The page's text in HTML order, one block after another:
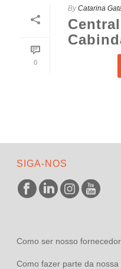
0
By Catarina
SIGA-NOS
Como ser nosso fornecedor
Como fazer parte da nossa